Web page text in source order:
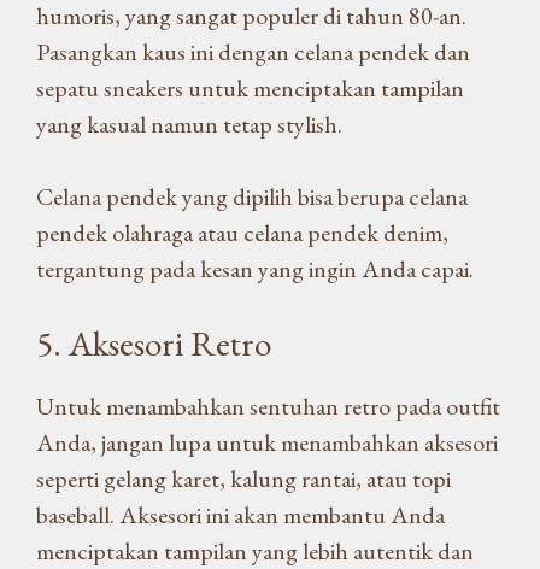
humoris, yang sangat populer di tahun 80-an.
Pasangkan kaus ini dengan celana pendek dan
sepatu sneakers untuk menciptakan tampilan
yang kasual namun tetap stylish.
Celana pendek yang dipilih bisa berupa celana
pendek olahraga atau celana pendek denim,
tergantung pada kesan yang ingin Anda capai.
5. Aksesori Retro
Untuk menambahkan sentuhan retro pada outfit
Anda, jangan lupa untuk menambahkan aksesori
seperti gelang karet, kalung rantai, atau topi
baseball. Aksesori ini akan membantu Anda
menciptakan tampilan yang lebih autentik dan